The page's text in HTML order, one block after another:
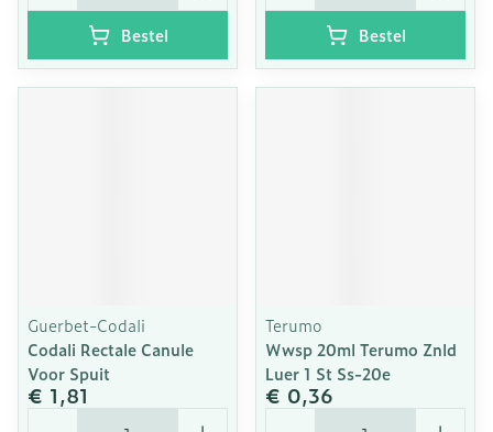
Bestel Bestel
Guerbet-Codali
Codali Rectale Canule
Voor Spuit
€ 1,81
Aantal
Terumo
Wwsp 20ml Terumo Znld
Luer 1 St Ss-20e
€ 0,36
Aantal